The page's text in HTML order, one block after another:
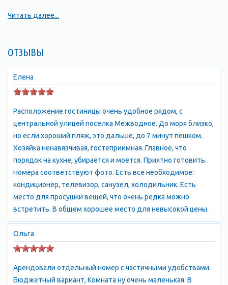
Читать далее...
ОТЗЫВЫ
Елена
Расположение гостиницы очень удобное рядом, с
центральной улицей поселка Межводное. До моря близко,
но если хороший пляж, это дальше, до 7 минут пешком.
Хозяйка ненавязчивая, гостеприимная. Главное, что
порядок на кухне, убирается и моется. Приятно готовить.
Номера соответствуют фото. Есть все необходимое:
кондиционер, телевизор, санузел, холодильник. Есть
место для просушки вещей, что очень редка можно
встретить. В общем хорошее место для невысокой цены.
Ольга
Арендовали отдельный номер с частичными удобствами.
Бюджетный вариант, Комната ну очень маленькая. В